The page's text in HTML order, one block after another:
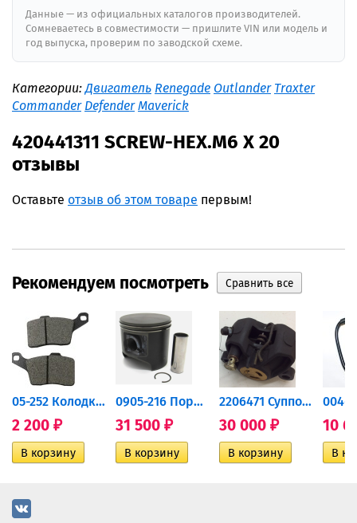
Данные — из официальных каталогов производителей.
Сомневаетесь в совместимости — пришлите VIN или модель и
год выпуска, проверим по заводской схеме.
Категории:Двигатель Renegade Outlander Traxter
Commander Defender Maverick
420441311 SCREW-HEX.M6 X 20
отзывы
Оставьте отзыв об этом товаре первым!
Рекомендуем посмотреть
05-252 Колодки тормозные...
2 200 ₽
0905-216 Поршень Arctic Cat...
31 500 ₽
2206471 Суппорт тормозной...
30 000 ₽ 10